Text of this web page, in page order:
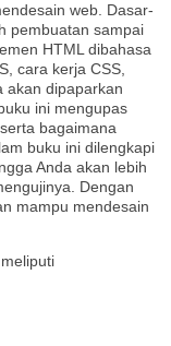
web. Dasar-
pembuatan sampai
HTML dibahasa
cara kerja CSS,
akan dipaparkan
ini mengupas
bagaimana
buku ini dilengkapi
Anda akan lebih
Dengan
mampu mendesain